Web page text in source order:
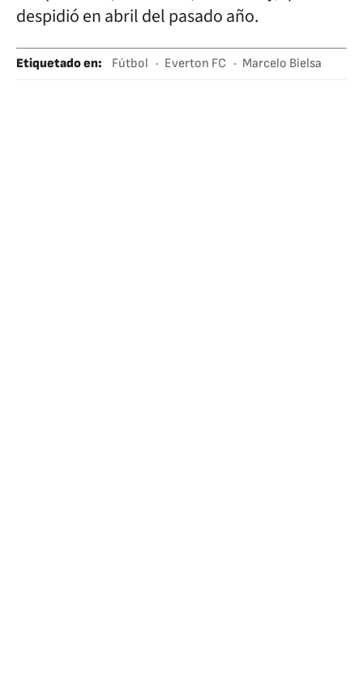
despidió en abril del pasado año.
Etiquetado en: Fútbol Everton FC Marcelo Bielsa